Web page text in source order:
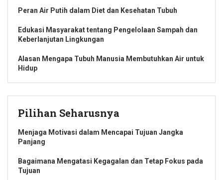
Peran Air Putih dalam Diet dan Kesehatan Tubuh
Edukasi Masyarakat tentang Pengelolaan Sampah dan
Keberlanjutan Lingkungan
Alasan Mengapa Tubuh Manusia Membutuhkan Air untuk
Hidup
Pilihan Seharusnya
Menjaga Motivasi dalam Mencapai Tujuan Jangka
Panjang
Bagaimana Mengatasi Kegagalan dan Tetap Fokus pada
Tujuan